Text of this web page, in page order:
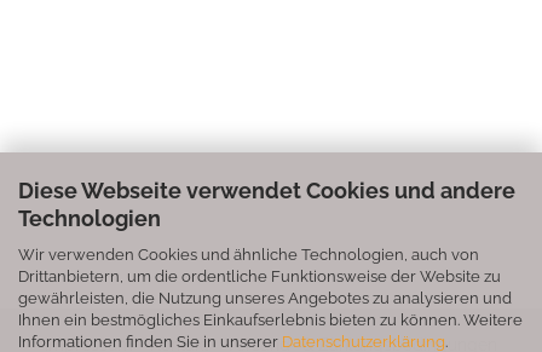
Diese Webseite verwendet Cookies und andere
Technologien
Wir verwenden Cookies und ähnliche Technologien, auch von
Drittanbietern, um die ordentliche Funktionsweise der Website zu
gewährleisten, die Nutzung unseres Angebotes zu analysieren und
Ihnen ein bestmögliches Einkaufserlebnis bieten zu können. Weitere
Informationen finden Sie in unserer Datenschutzerklärung.
Impressum Kontakt Versand- & Zahlungsbedingungen